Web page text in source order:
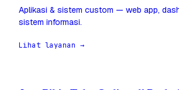
Aplikasi & sistem custom — web app,
sistem informasi.
Lihat layanan →